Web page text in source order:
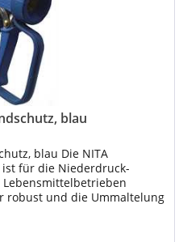
blau
blau Die NITA
für die Niederdruck-
robust und die Ummaltelung